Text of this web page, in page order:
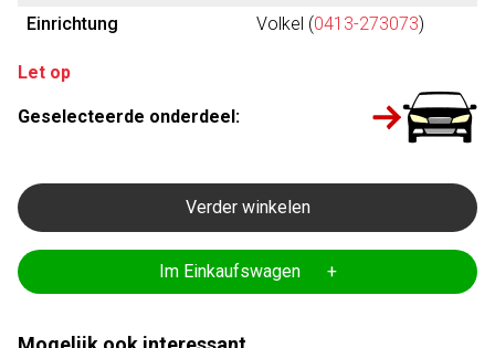
Einrichtung
Volkel (0413-273073)
Let op
Geselecteerde onderdeel:
Verder winkelen
Im Einkaufswagen +